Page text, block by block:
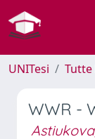
UNITesi Tutte
WWR -